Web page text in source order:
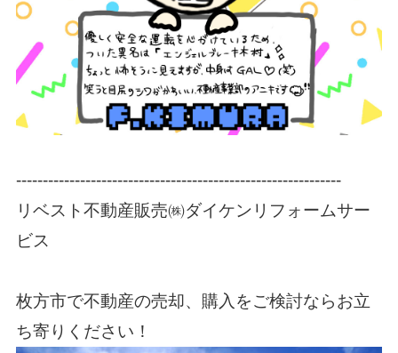
-------------------------------------------------------------
リベスト不動産販売㈱ダイケンリフォームサー
ビス
枚方市で不動産の売却、購入をご検討ならお立
ち寄りください！